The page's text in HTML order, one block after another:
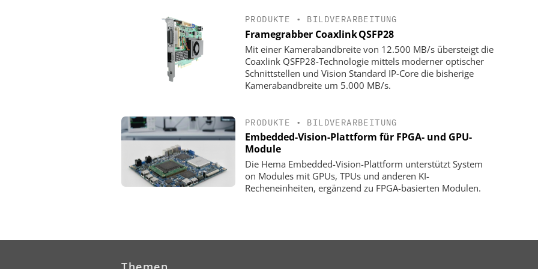
PRODUKTE • BILDVERARBEITUNG
Framegrabber Coaxlink QSFP28
Mit einer Kamerabandbreite von 12.500 MB/s übersteigt die
Coaxlink QSFP28-Technologie mittels moderner optischer
Schnittstellen und Vision Standard IP-Core die bisherige
Kamerabandbreite um 5.000 MB/s.
PRODUKTE • BILDVERARBEITUNG
Embedded-Vision-Plattform für FPGA- und GPU-
Module
Die Hema Embedded-Vision-Plattform unterstützt System
on Modules mit GPUs, TPUs und anderen KI-
Recheneinheiten, ergänzend zu FPGA-basierten Modulen.